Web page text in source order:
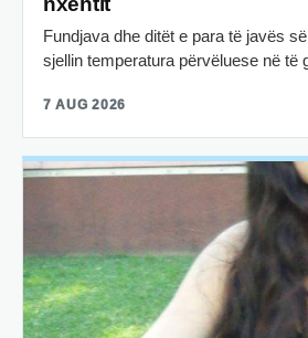
Fundjava dhe ditët e para të javës
sjellin temperatura përvëluese në të
7 AUG 2026